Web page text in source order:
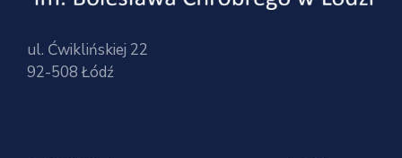
ul. Ćwiklińskiej 22
92-508 Łódź